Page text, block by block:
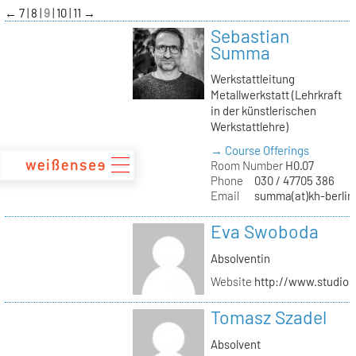
zum
Inhalt
← 7 8 9 10 11 →
Sebastian
Summa
Werkstattleitung
Metallwerkstatt (Lehrkraft
in der künstlerischen
Werkstattlehre)
→ Course Offerings
Room NumberH0.07
Phone
030 / 47705 386
Email
summa(at)kh-
Eva Swoboda
Absolventin
Website http://
Tomasz Szadel
Absolvent